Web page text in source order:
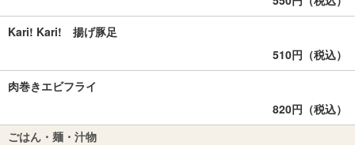
Kari! Kari! 揚げ豚足
510円（税込）
肉巻きエビフライ
820円（税込）
ごはん・麺・汁物